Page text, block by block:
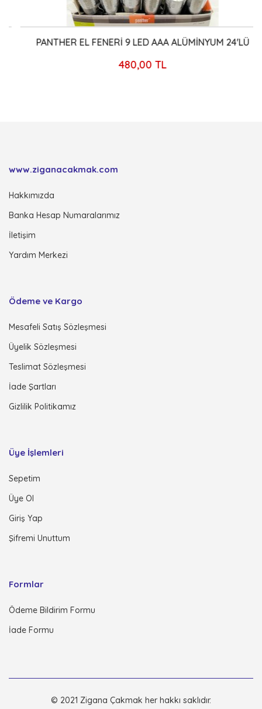
PANTHER EL FENERİ 9 LED AAA ALÜMİNYUM 24'LÜ
480,00 TL
www.ziganacakmak.com
Hakkımızda
Banka Hesap Numaralarımız
İletişim
Yardım Merkezi
Ödeme ve Kargo
Mesafeli Satış Sözleşmesi
Üyelik Sözleşmesi
Teslimat Sözleşmesi
İade Şartları
Gizlilik Politikamız
Üye İşlemleri
Sepetim
Üye Ol
Giriş Yap
Şifremi Unuttum
Formlar
Ödeme Bildirim Formu
İade Formu
© 2021 Zigana Çakmak her hakkı saklıdır.